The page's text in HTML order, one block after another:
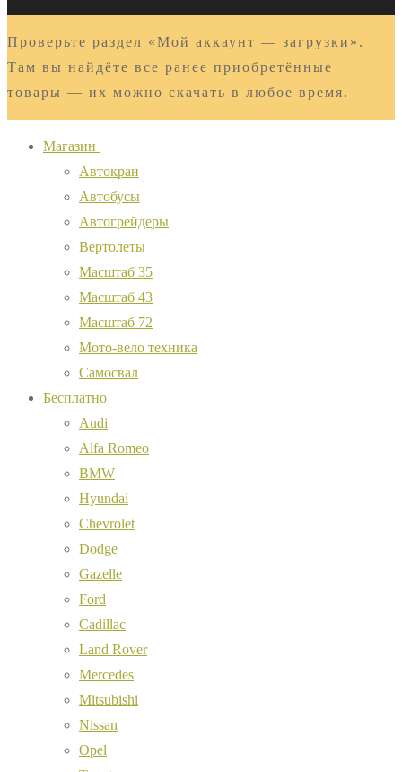
Проверьте раздел «Мой аккаунт — загрузки».
Там вы найдёте все ранее приобретённые
товары — их можно скачать в любое время.
Магазин
Автокран
Автобусы
Автогрейдеры
Вертолеты
Масштаб 35
Масштаб 43
Масштаб 72
Мото-вело техника
Самосвал
Бесплатно
Audi
Alfa Romeo
BMW
Hyundai
Chevrolet
Dodge
Gazelle
Ford
Cadillac
Land Rover
Mercedes
Mitsubishi
Nissan
Opel